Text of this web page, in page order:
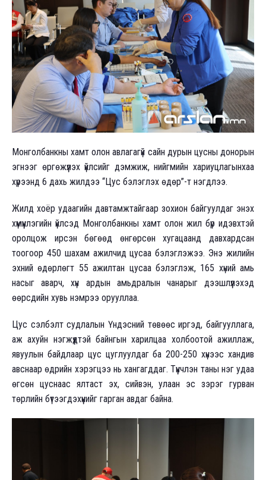
Монголбанкны хамт олон авлагагүй сайн дурын цусны донорын
эгнээг өргөжүүлэх үйлсийг дэмжиж, нийгмийн хариуцлагынхаа
хүрээнд 6 дахь жилдээ “Цус бэлэглэх өдөр”-т нэгдлээ.
Жилд хоёр удаагийн давтамжтайгаар зохион байгуулдаг энэхүү
хүмүүнлэгийн үйлсэд Монголбанкны хамт олон жил бүр идэвхтэй
оролцож ирсэн бөгөөд өнгөрсөн хугацаанд давхардсан
тоогоор 450 шахам ажилчид цусаа бэлэглэжээ. Энэ жилийн
эхний өдөрлөгт 55 ажилтан цусаа бэлэглэж, 165 хүний амь
насыг аварч, хүн ардын амьдралын чанарыг дээшлүүлэхэд
өөрсдийн хувь нэмрээ орууллаа.
Цус сэлбэлт судлалын Үндэсний төвөөс иргэд, байгууллага,
аж ахуйн нэгжүүдтэй байнгын харилцаа холбоотой ажиллаж,
явуулын байдлаар цус цуглуулдаг ба 200-250 хүнээс хандив
авснаар өдрийн хэрэгцээ нь хангагддаг. Түүнчлэн таны нэг удаа
өгсөн цуснаас ялтаст эх, сийвэн, улаан эс зэрэг гурван
төрлийн бүтээгдэхүүнийг гарган авдаг байна.